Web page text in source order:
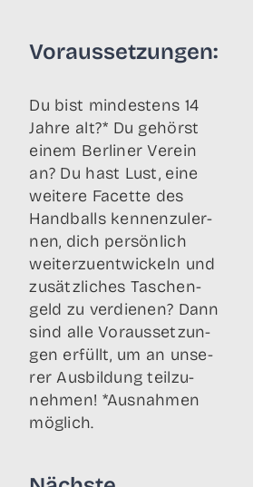
Vor­aus­set­zun­gen:
Du bist min­des­tens 14
Jah­re alt?* Du gehörst
einem Ber­li­ner Ver­ein
an? Du hast Lust, eine
wei­te­re Facet­te des
Hand­balls ken­nen­zu­ler­
nen, dich per­sön­lich
wei­ter­zu­ent­wi­ckeln und
zusätz­li­ches Taschen­
geld zu ver­die­nen? Dann
sind alle Vor­aus­set­zun­
gen erfüllt, um an unse­
rer Aus­bil­dung teil­zu­
neh­men! *Aus­nah­men
möglich.